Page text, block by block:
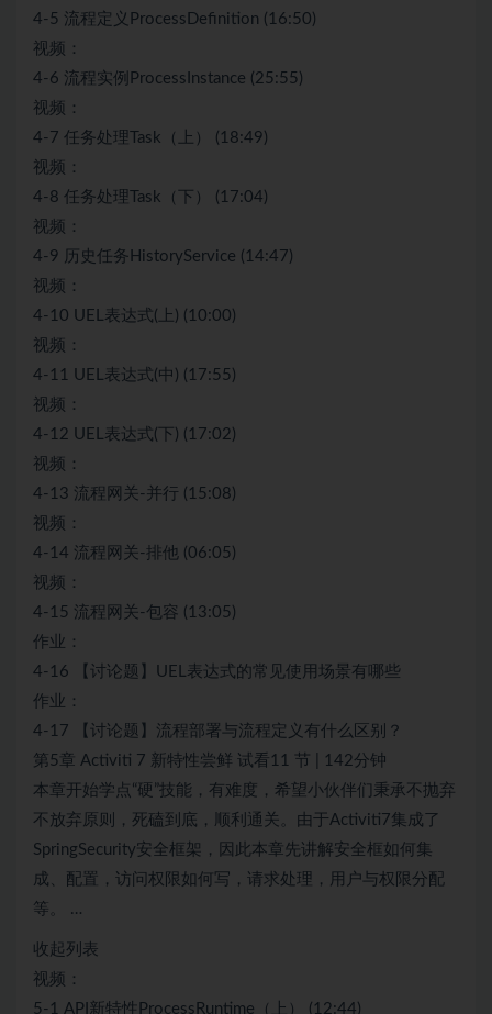
4-5 流程定义ProcessDefinition (16:50)
视频：
4-6 流程实例ProcessInstance (25:55)
视频：
4-7 任务处理Task（上） (18:49)
视频：
4-8 任务处理Task（下） (17:04)
视频：
4-9 历史任务HistoryService (14:47)
视频：
4-10 UEL表达式(上) (10:00)
视频：
4-11 UEL表达式(中) (17:55)
视频：
4-12 UEL表达式(下) (17:02)
视频：
4-13 流程网关-并行 (15:08)
视频：
4-14 流程网关-排他 (06:05)
视频：
4-15 流程网关-包容 (13:05)
作业：
4-16 【讨论题】UEL表达式的常见使用场景有哪些
作业：
4-17 【讨论题】流程部署与流程定义有什么区别？
第5章 Activiti 7 新特性尝鲜 试看11 节 | 142分钟
本章开始学点“硬”技能，有难度，希望小伙伴们秉承不抛弃
不放弃原则，死磕到底，顺利通关。由于Activiti7集成了
SpringSecurity安全框架，因此本章先讲解安全框如何集
成、配置，访问权限如何写，请求处理，用户与权限分配
等。 …
收起列表
视频：
5-1 API新特性ProcessRuntime（上） (12:44)